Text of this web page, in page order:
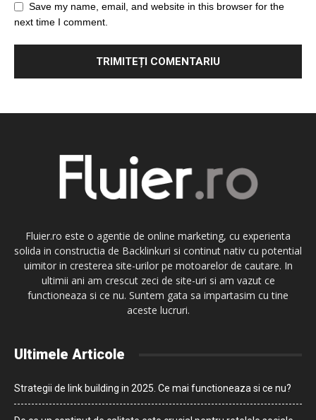
Save my name, email, and website in this browser for the
next time I comment.
Fluier.ro este o agentie de online marketing, cu experienta
solida in constructia de Backlinkuri si continut nativ cu potential
uimitor in cresterea site-urilor pe motoarelor de cautare. In
ultimii ani am crescut zeci de site-uri si am vazut ce
functioneaza si ce nu. Suntem gata sa impartasim cu tine
aceste lucruri.
Ultimele Articole
Strategii de link building in 2025. Ce mai functioneaza si ce nu?